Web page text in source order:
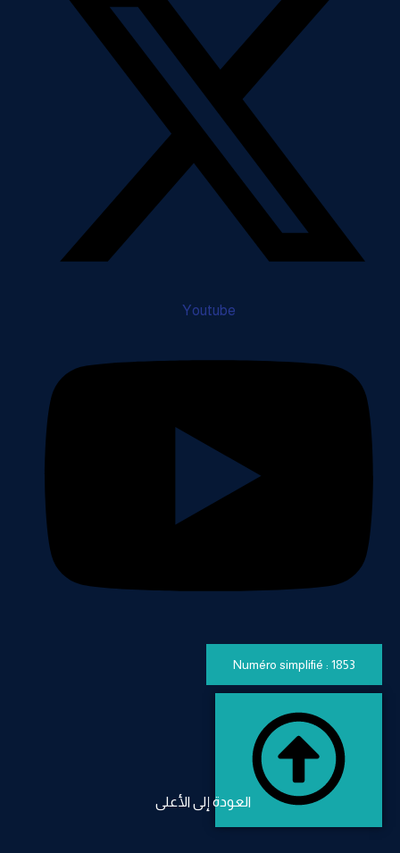
Youtube
Numéro simplifié : 1853
العودة إلى الأعلى